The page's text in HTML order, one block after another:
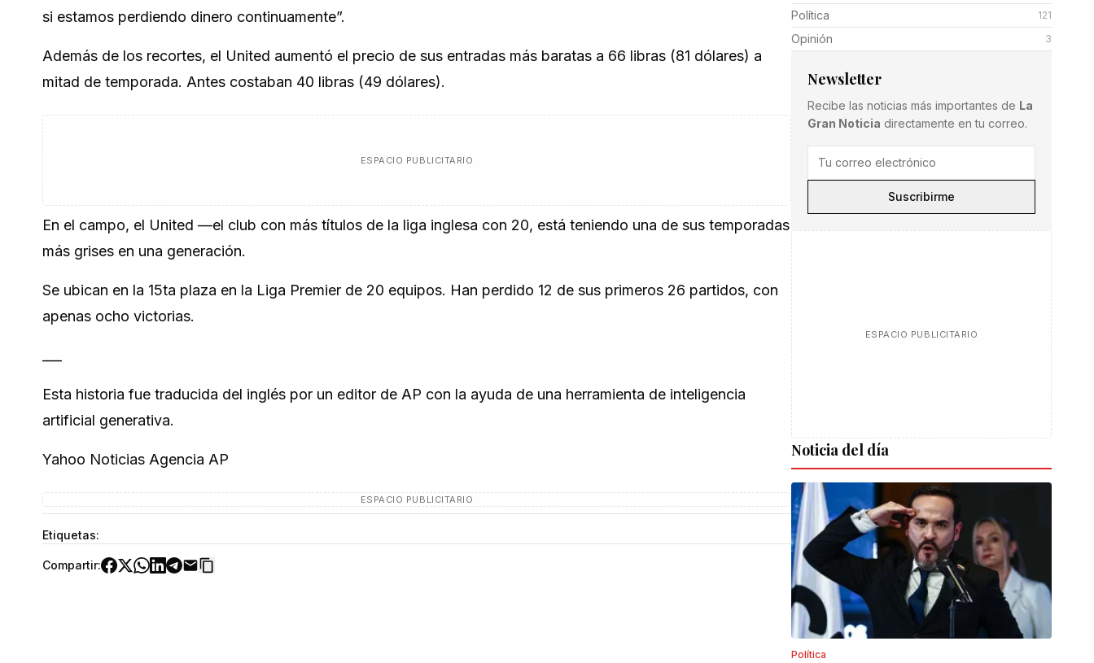
si estamos perdiendo dinero continuamente”.
Además de los recortes, el United aumentó el precio de sus entradas más baratas a 66 libras (81 dólares) a
mitad de temporada. Antes costaban 40 libras (49 dólares).
ESPACIO PUBLICITARIO
En el campo, el United —el club con más títulos de la liga inglesa con 20, está teniendo una de sus temporadas
más grises en una generación.
Se ubican en la 15ta plaza en la Liga Premier de 20 equipos. Han perdido 12 de sus primeros 26 partidos, con
apenas ocho victorias.
Esta historia fue traducida del inglés por un editor de AP con la ayuda de una herramienta de inteligencia
artificial generativa.
Yahoo Noticias Agencia AP
ESPACIO PUBLICITARIO
Etiquetas:
Compartir:
Política 121
Opinión 3
Newsletter
Recibe las noticias más importantes de La
Gran Noticia directamente en tu correo.
Suscribirme
ESPACIO PUBLICITARIO
Noticia del día
Política